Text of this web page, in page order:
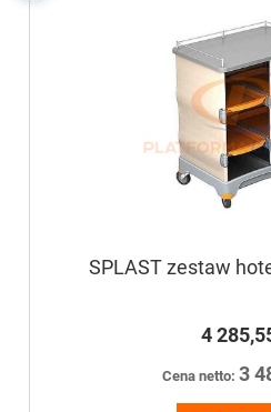
SPLAST zestaw
4
Cena netto: 3